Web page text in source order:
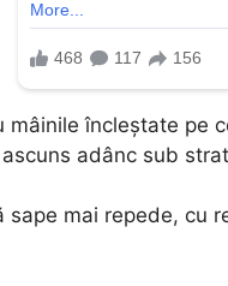
încleștate pe
adânc sub
sape mai repede, cu